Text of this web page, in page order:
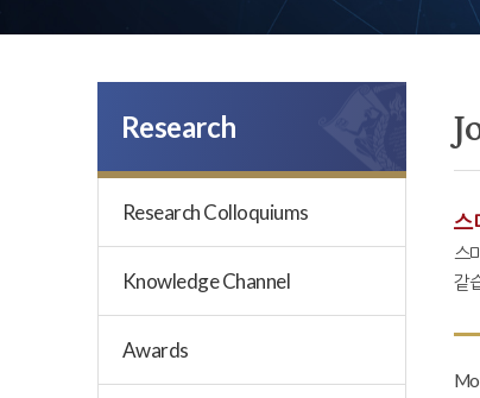
Research
Research Colloquiums
Knowledge Channel
Awards
스
스
같